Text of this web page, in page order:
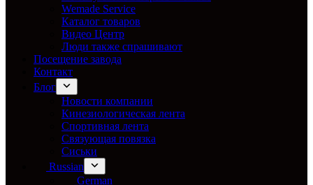
Wemade Service
Каталог товаров
Видео Центр
Люди также спрашивают
Посещение завода
Контакт
Блог
Новости компании
Кинезиологическая лента
Спортивная лента
Связующая повязка
Сиськи
Russian
German